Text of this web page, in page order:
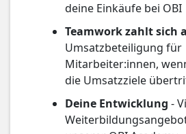
deine Einkäufe bei OBI
Teamwork zahlt sich
Umsatzbeteiligung für
Mitarbeiter:innen,
die Umsatzziele
Deine Entwicklung -